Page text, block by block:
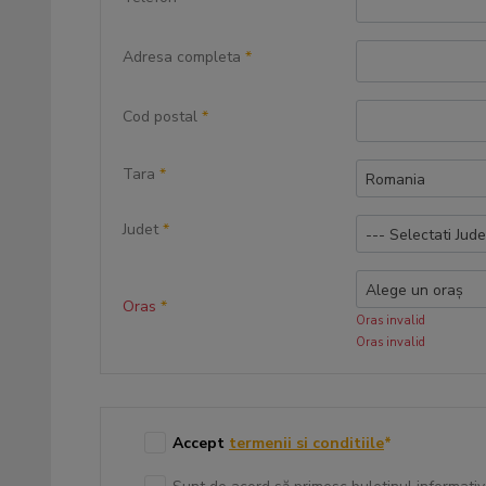
Adresa completa *
Cod postal *
Tara * Romania
Judet * --- Selectati
Oras *
Alege un oraș
Oras invalid
Oras invalid
Accept termenii si conditiile*